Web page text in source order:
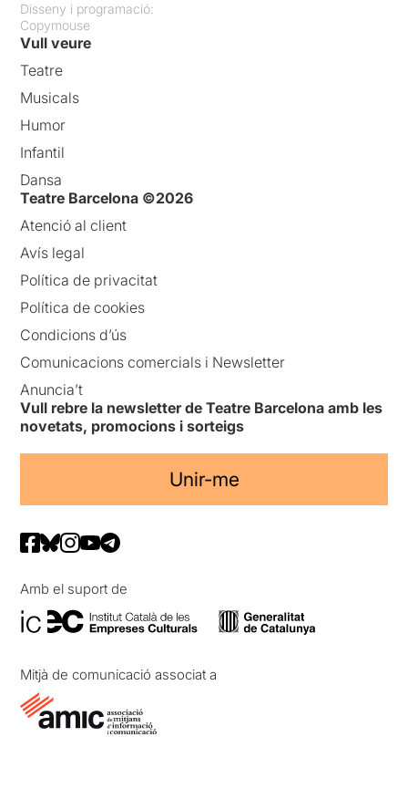
Disseny i programació:
Copymouse
Vull veure
Teatre
Musicals
Humor
Infantil
Dansa
Teatre Barcelona ©2026
Atenció al client
Avís legal
Política de privacitat
Política de cookies
Condicions d’ús
Comunicacions comercials i Newsletter
Anuncia’t
Vull rebre la newsletter de Teatre Barcelona amb les
novetats, promocions i sorteigs
Unir-me
Amb el suport de
Mitjà de comunicació associat a